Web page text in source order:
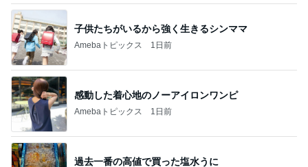
子供たちがいるから強く生きるシンママ
Amebaトピックス 1日前
感動した着心地のノーアイロンワンピ
Amebaトピックス 1日前
過去一番の高値で買った塩水うに